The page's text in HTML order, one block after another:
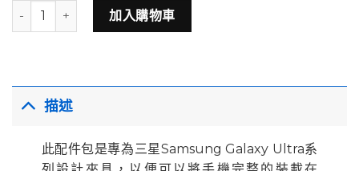
Diveroid Universal Pro - Samsung Galaxy Ultra （三星Galaxy
加入購物車
描述
此配件包是專為三星Samsung Galaxy Ultra系